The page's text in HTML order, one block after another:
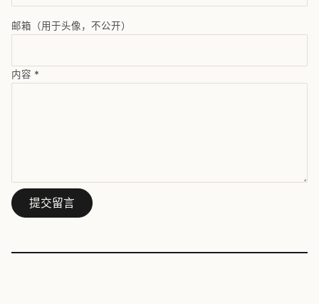
邮箱（用于头像，不公开）
内容 *
提交留言